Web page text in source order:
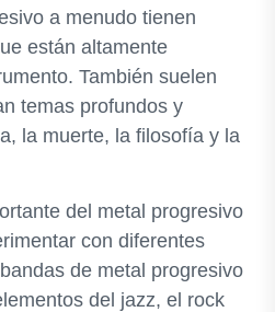
a menudo tienen
están altamente
También suelen
temas profundos y
la muerte, la filosofía y la
del metal progresivo
con diferentes
de metal progresivo
del jazz, el rock